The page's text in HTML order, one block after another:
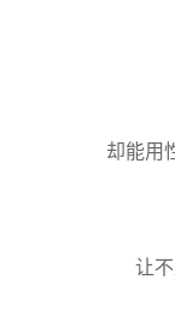
却能用
让